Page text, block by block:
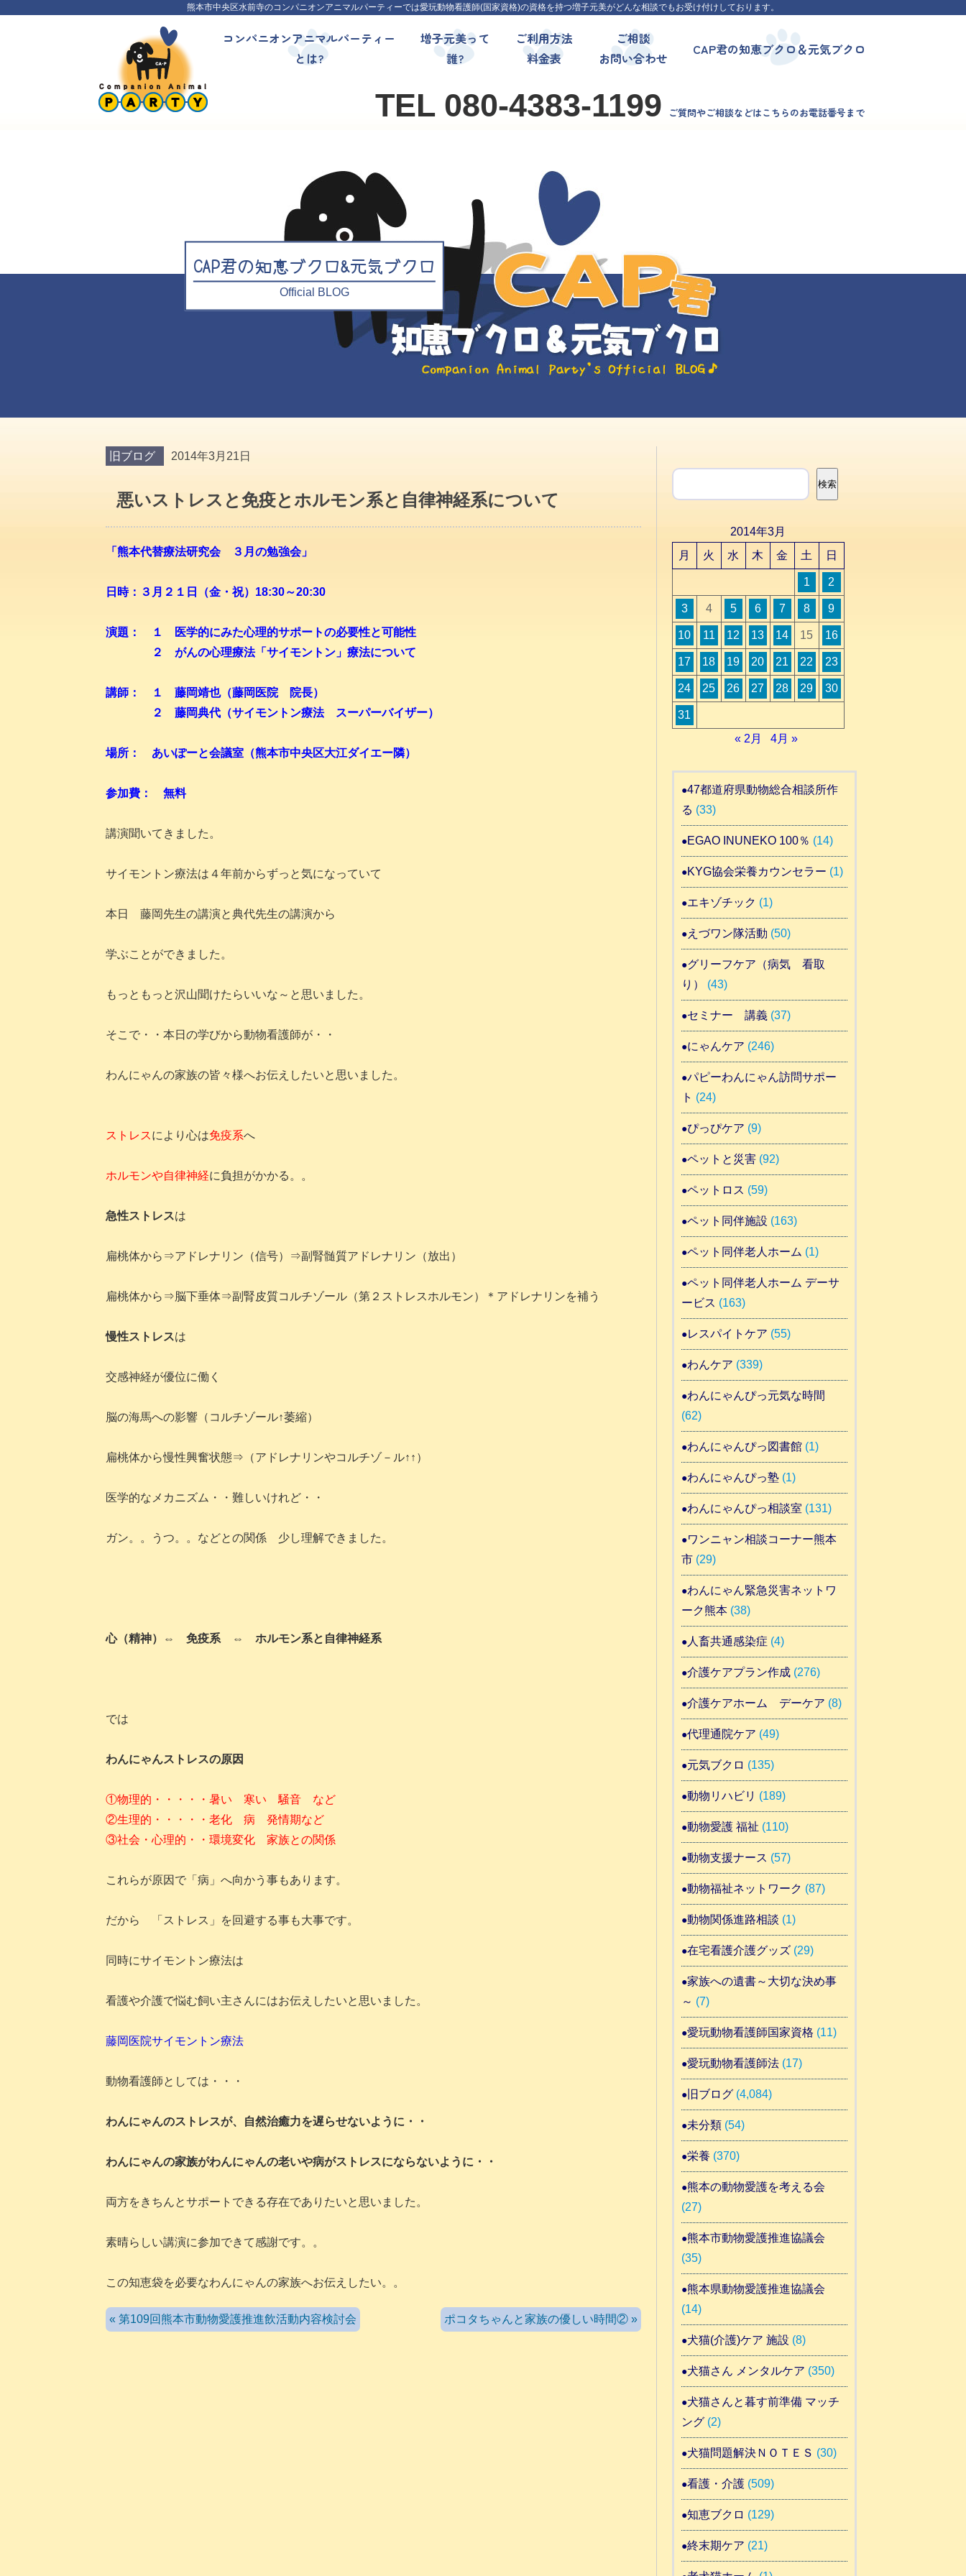
熊本市中央区水前寺のコンパニオンアニマルパーティーでは愛玩動物看護師(国家資格)の資格を持つ増子元美がどんな相談でもお受け付けしております。
コンパニオンアニマルパーティー
とは?
増子元美って
誰?
ご利用方法
料金表
ご相談
お問い合わせ
CAP君の知恵ブクロ＆元気ブクロ
TEL 080-4383-1199 ご質問やご相談などはこちらのお電話番号まで
CAP君の知恵ブクロ&元気ブクロ
Official BLOG
旧ブログ 2014年3月21日
悪いストレスと免疫とホルモン系と自律神経系について
「熊本代替療法研究会 ３月の勉強会」
日時：３月２１日（金・祝）18:30～20:30
演題： １ 医学的にみた心理的サポートの必要性と可能性
２ がんの心理療法「サイモントン」療法について
講師： １ 藤岡靖也（藤岡医院 院長）
２ 藤岡典代（サイモントン療法 スーパーバイザー）
場所： あいぽーと会議室（熊本市中央区大江ダイエー隣）
参加費： 無料
講演聞いてきました。
サイモントン療法は４年前からずっと気になっていて
本日 藤岡先生の講演と典代先生の講演から
学ぶことができました。
もっともっと沢山聞けたらいいな～と思いました。
そこで・・本日の学びから動物看護師が・・
わんにゃんの家族の皆々様へお伝えしたいと思いました。
ストレスにより心は免疫系へ
ホルモンや自律神経に負担がかかる。。
急性ストレスは
扁桃体から⇒アドレナリン（信号）⇒副腎髄質アドレナリン（放出）
扁桃体から⇒脳下垂体⇒副腎皮質コルチゾール（第２ストレスホルモン）＊アドレナリンを補う
慢性ストレスは
交感神経が優位に働く
脳の海馬への影響（コルチゾール↑萎縮）
扁桃体から慢性興奮状態⇒（アドレナリンやコルチゾ－ル↑↑）
医学的なメカニズム・・難しいけれど・・
ガン。。うつ。。などとの関係 少し理解できました。
心（精神） ⇔ 免疫系 ⇔ ホルモン系と自律神経系
では
わんにゃんストレスの原因
①物理的・・・・・暑い 寒い 騒音 など
②生理的・・・・・老化 病 発情期など
③社会・心理的・・環境変化 家族との関係
これらが原因で「病」へ向かう事もあります。
だから 「ストレス」を回避する事も大事です。
同時にサイモントン療法は
看護や介護で悩む飼い主さんにはお伝えしたいと思いました。
藤岡医院サイモントン療法
動物看護師としては・・・
わんにゃんのストレスが、自然治癒力を遅らせないように・・
わんにゃんの家族がわんにゃんの老いや病がストレスにならないように・・
両方をきちんとサポートできる存在でありたいと思いました。
素晴らしい講演に参加できて感謝です。。
この知恵袋を必要なわんにゃんの家族へお伝えしたい。。
« 第109回熊本市動物愛護推進飲活動内容検討会 ポコタちゃんと家族の優しい時間② »
検索
検索
2014年3月
月
火 水 木 金 土 日
1 2
3 4 5 6 7 8 9
10 11 12 13 14 15 16
17 18 19 20 21 22 23
24 25 26 27 28 29 30
31
« 2月
4月 »
47都道府県動物総合相談所作
る (33)
EGAO INUNEKO 100％ (14)
KYG協会栄養カウンセラー (1)
エキゾチック (1)
えづワン隊活動 (50)
グリーフケア（病気 看取
り）
(43)
セミナー 講義(37)
にゃんケア (246)
パピーわんにゃん訪問サポー
ト (24)
ぴっぴケア (9)
ペットと災害(92)
ペットロス (59)
ペット同伴施設 (163)
ペット同伴老人ホーム (1)
ペット同伴老人ホーム デーサ
ービス (163)
レスパイトケア (55)
わんケア (339)
わんにゃんぴっ元気な時間
(62)
わんにゃんぴっ図書館(1)
わんにゃんぴっ塾(1)
わんにゃんぴっ相談室 (131)
ワンニャン相談コーナー熊本
市(29)
わんにゃん緊急災害ネットワ
ーク熊本(38)
人畜共通感染症 (4)
介護ケアプラン作成(276)
介護ケアホーム デーケア (8)
代理通院ケア (49)
元気ブクロ (135)
動物リハビリ (189)
動物愛護 福祉 (110)
動物支援ナース (57)
動物福祉ネットワーク (87)
動物関係進路相談 (1)
在宅看護介護グッズ(29)
家族への遺書～大切な決め事
～ (7)
愛玩動物看護師国家資格 (11)
愛玩動物看護師法(17)
旧ブログ(4,084)
未分類(54)
栄養 (370)
熊本の動物愛護を考える会
(27)
熊本市動物愛護推進協議会
(35)
熊本県動物愛護推進協議会
(14)
犬猫(介護)ケア 施設 (8)
犬猫さん メンタルケア (350)
犬猫さんと暮す前準備 マッチ
ング(2)
犬猫問題解決ＮＯＴＥＳ (30)
看護・介護(509)
知恵ブクロ (129)
終末期ケア (21)